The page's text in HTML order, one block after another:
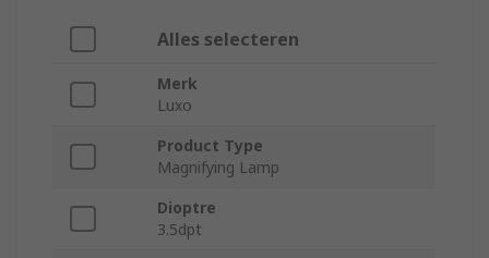
Alles selecteren
Merk
Luxo
Product Type
Magnifying Lamp
Dioptre
3.5dpt